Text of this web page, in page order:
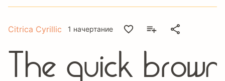
Citrica Cyrillic 1 начертание
The quick